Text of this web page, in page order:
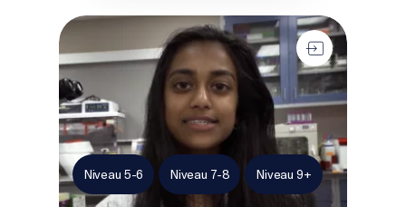
Passe à l'action pour les baleines franches
Niveau 5-6 Niveau 7-8 Niveau 9+